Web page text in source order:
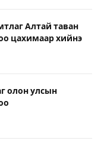
Алтай таван
цахимаар хийнэ
олон улсын